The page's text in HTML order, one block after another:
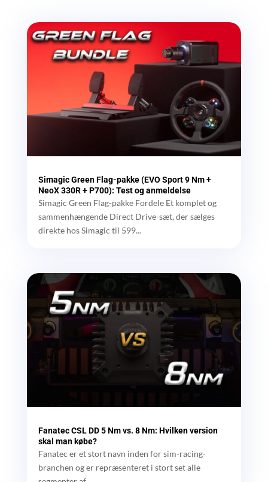
Simagic Green Flag-pakke (EVO Sport 9 Nm +
NeoX 330R + P700): Test og anmeldelse
Simagic Green Flag-pakke Fordele Et komplet og
sammenhængende Direct Drive-sæt, der sælges
direkte hos Simagic til 599...
Fanatec CSL DD 5 Nm vs. 8 Nm: Hvilken version
skal man købe?
Fanatec er et stort navn inden for sim-racing-
branchen og er repræsenteret i stort set alle